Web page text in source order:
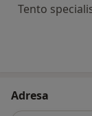
Tento
Adresa